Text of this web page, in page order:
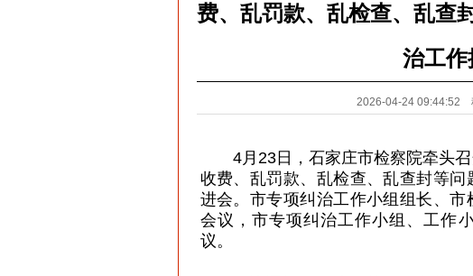
费、乱罚款、乱检查、乱查
治工
2026-04-24 09:44:52
4月23日，石家庄市检察院牵头召
收费、乱罚款、乱检查、乱查封等
进会。市专项纠治工作小组组长、
会议，市专项纠治工作小组、工作
议。